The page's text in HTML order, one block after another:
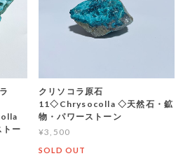
ー
クリソコラ原石
11◇Chrysocolla ◇天然石・鉱
物・パワーストーン
¥3,500
SOLD OUT